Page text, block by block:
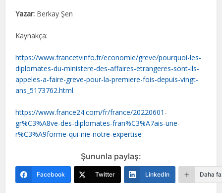
Yazar: Berkay Şen
Kaynakça:
https://www.francetvinfo.fr/economie/greve/pourquoi-les-
diplomates-du-ministere-des-affaires-etrangeres-sont-ils-
appeles-a-faire-greve-pour-la-premiere-fois-depuis-vingt-
ans_5173762.html
https://www.france24.com/fr/france/20220601-
gr%C3%A8ve-des-diplomates-fran%C3%A7ais-une-
r%C3%A9forme-qui-nie-notre-expertise
Şununla paylaş:
Facebook Twitter LinkedIn Daha